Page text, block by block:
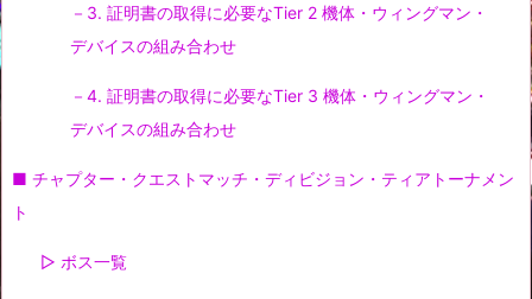
－3. 証明書の取得に必要なTier 2 機体・ウィングマン・
デバイスの組み合わせ
－4. 証明書の取得に必要なTier 3 機体・ウィングマン・
デバイスの組み合わせ
■ チャプター・クエストマッチ・ディビジョン・ティアトーナメン
ト
▷ ボス一覧